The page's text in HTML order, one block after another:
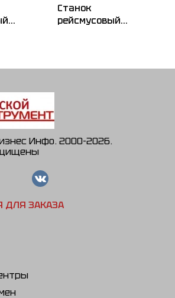
Станок
рейсмусовый
Инфо. 2000-2026.
ДЛЯ ЗАКАЗА